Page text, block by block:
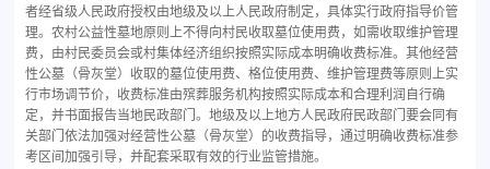
者经省级人民政府授权由地级及以上人民政府制定，具体实行政府指导价管
理。农村公益性墓地原则上不得向村民收取墓位使用费，如需收取维护管理
费，由村民委员会或村集体经济组织按照实际成本明确收费标准。其他经营
性公墓（骨灰堂）收取的墓位使用费、格位使用费、维护管理费等原则上实
行市场调节价，收费标准由殡葬服务机构按照实际成本和合理利润自行确
定，并书面报告当地民政部门。地级及以上地方人民政府民政部门要会同有
关部门依法加强对经营性公墓（骨灰堂）的收费指导，通过明确收费标准参
考区间加强引导，并配套采取有效的行业监管措施。